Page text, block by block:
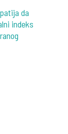
da
indeks